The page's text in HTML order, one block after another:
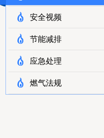
安全视频
节能减排
应急处理
燃气法规